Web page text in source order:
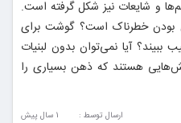
و شایعات نیز شکل گرفته است.
بودن خطرناک است؟ گوشت برای
آیا نمی‌توان بدون لبنیات
هستند که ذهن بسیاری را
1 سال پيش ارسال توسط :